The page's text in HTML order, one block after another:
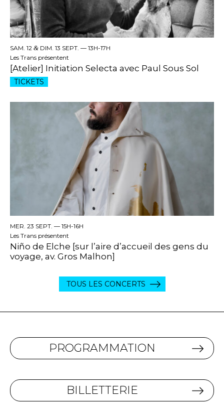
SAM. 12 & DIM. 13 SEPT. — 13H-17H
Les Trans présentent
[Atelier] Initiation Selecta avec Paul Sous Sol
TICKETS
MER. 23 SEPT. — 15H-16H
Les Trans présentent
Niño de Elche [sur l’aire d’accueil des gens du
voyage, av. Gros Malhon]
TOUS LES CONCERTS
PROGRAMMATION
BILLETTERIE